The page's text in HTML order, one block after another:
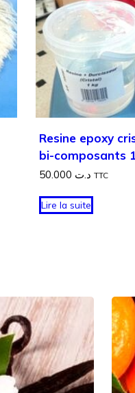
Resine epoxy
bi-composants
د.ت TTC
Lire la suite